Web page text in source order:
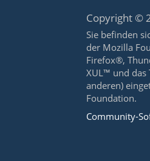
Copyright ©
Sie befinden
der Mozilla
Firefox®,
XUL™ und das
anderen)
Foundation.
Community-